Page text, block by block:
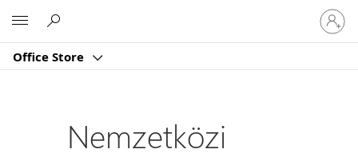
Office Store
be
a
Nemzetközi